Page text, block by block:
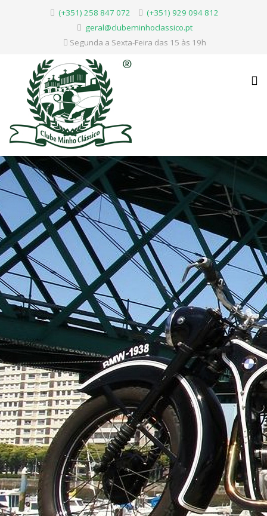
(+351) 258 847 072
(+351) 929 094 812
geral@clubeminhoclassico.pt
Segunda a Sexta-Feira das 15 às 19h